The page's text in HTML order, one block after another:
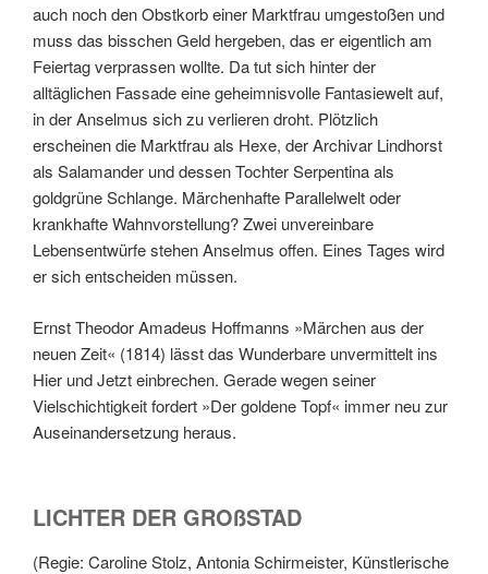
auch noch den Obstkorb einer Marktfrau umgestoßen und
muss das bisschen Geld hergeben, das er eigentlich am
Feiertag verprassen wollte. Da tut sich hinter der
alltäglichen Fassade eine geheimnisvolle Fantasiewelt auf,
in der Anselmus sich zu verlieren droht. Plötzlich
erscheinen die Marktfrau als Hexe, der Archivar Lindhorst
als Salamander und dessen Tochter Serpentina als
goldgrüne Schlange. Märchenhafte Parallelwelt oder
krankhafte Wahnvorstellung? Zwei unvereinbare
Lebensentwürfe stehen Anselmus offen. Eines Tages wird
er sich entscheiden müssen.
Ernst Theodor Amadeus Hoffmanns »Märchen aus der
neuen Zeit« (1814) lässt das Wunderbare unvermittelt ins
Hier und Jetzt einbrechen. Gerade wegen seiner
Vielschichtigkeit fordert »Der goldene Topf« immer neu zur
Auseinandersetzung heraus.
LICHTER DER GROßSTAD
(Regie: Caroline Stolz, Antonia Schirmeister, Künstlerische